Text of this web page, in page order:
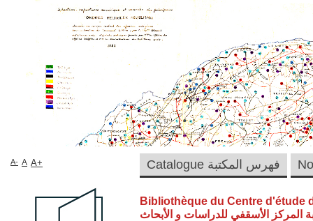
Bibliothèque du Centre d'étude
المركز الأسقفي للدراسات و الأبحاث
Catalogue فهرس المكتبة A- A A+